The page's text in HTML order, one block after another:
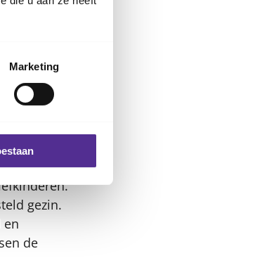
Marketing
hen
van de
gezin.
en
de